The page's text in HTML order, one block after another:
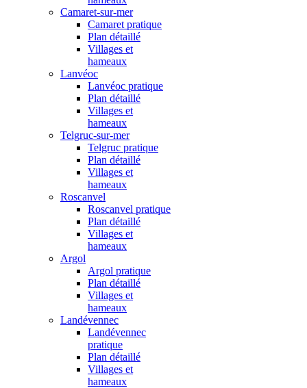
Camaret-sur-mer
Camaret pratique
Plan détaillé
Villages et
hameaux
Lanvéoc
Lanvéoc pratique
Plan détaillé
Villages et
hameaux
Telgruc-sur-mer
Telgruc pratique
Plan détaillé
Villages et
hameaux
Roscanvel
Roscanvel pratique
Plan détaillé
Villages et
hameaux
Argol
Argol pratique
Plan détaillé
Villages et
hameaux
Landévennec
Landévennec
pratique
Plan détaillé
Villages et
hameaux